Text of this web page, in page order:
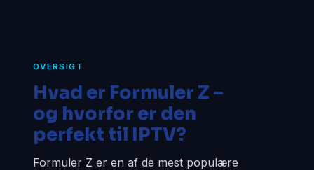
OVERSIGT
Hvad er Formuler Z –
og hvorfor er den
perfekt til IPTV?
Formuler Z er en af de mest populære